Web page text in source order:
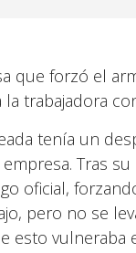
que forzó el
trabajadora
tenía un
Tras
oficial,
pero no se
esto